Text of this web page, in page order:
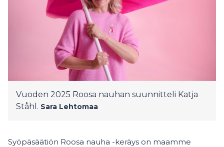
Vuoden 2025 Roosa nauhan suunnitteli Katja
Ståhl. Sara Lehtomaa
Syöpäsäätiön Roosa nauha -keräys on maamme